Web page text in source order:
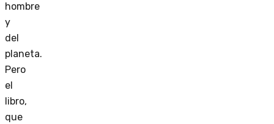
hombre
y
del
planeta.
Pero
el
libro,
que